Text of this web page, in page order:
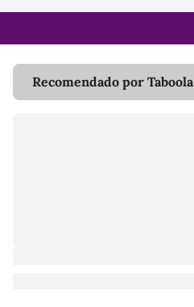
Recomendado por Taboola